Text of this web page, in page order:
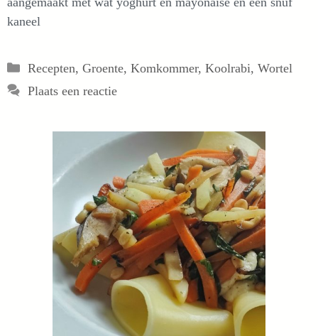
kaneel
Categorieën
Recepten, Groente, Komkommer, Koolrabi, Wortel
Plaats een reactie